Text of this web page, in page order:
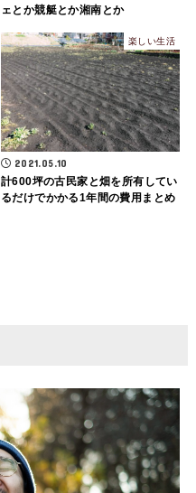
ェとか競艇とか湘南とか
楽しい生活
2021.05.10
計600坪の古民家と畑を所有してい
るだけでかかる1年間の費用まとめ